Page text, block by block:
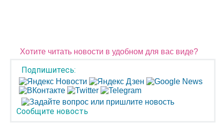
Хотите читать новости в удобном для вас виде?
Подпишитесь:
Сообщите новость